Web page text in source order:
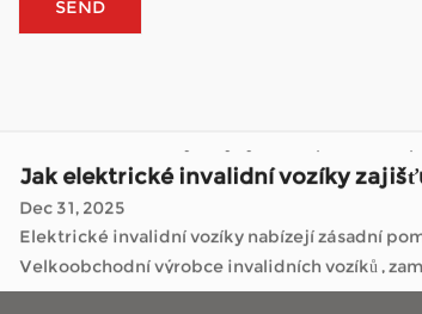
vyřídit pochůzky, navštívit přátele nebo si prostě
Jak elektrické invalidní vozíky
Dec 31, 2025
Elektrické invalidní vozíky nabízejí zásadní
Jak důležitá je rámová konstrukce